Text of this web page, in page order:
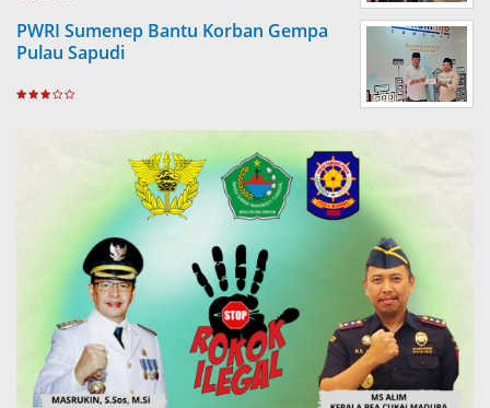
PWRI Sumenep Bantu Korban Gempa
Pulau Sapudi